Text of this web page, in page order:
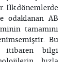
İlk dönemlerde
odaklanan AB
tamamını
Bu
itibaren bilgi